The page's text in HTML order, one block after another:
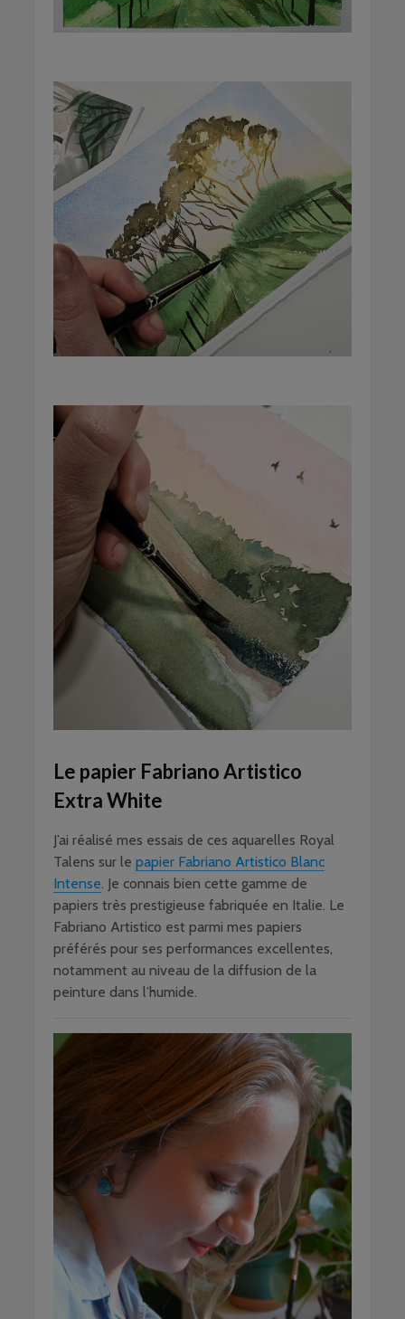
Le papier Fabriano Artistico
Extra White
J’ai réalisé mes essais de ces aquarelles Royal
Talens sur le papier Fabriano Artistico Blanc
Intense. Je connais bien cette gamme de
papiers très prestigieuse fabriquée en Italie. Le
Fabriano Artistico est parmi mes papiers
préférés pour ses performances excellentes,
notamment au niveau de la diffusion de la
peinture dans l’humide.